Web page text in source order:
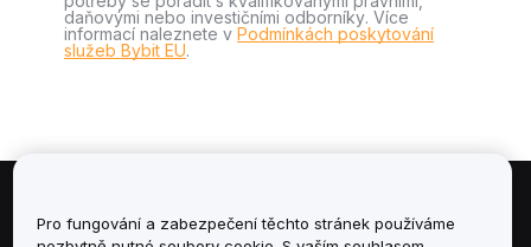
daňovými nebo investičními odborníky. Více
informací naleznete v Podmínkách poskytování
služeb Bybit EU.
Informace
Pro fungování a zabezpečení těchto stránek používáme